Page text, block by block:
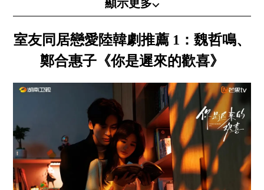
顯示更多⌵
室友同居戀愛陸韓劇推薦 1：魏哲鳴、
鄭合惠子《你是遲來的歡喜》